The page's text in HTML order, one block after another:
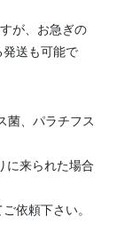
が、お急ぎの
送も可能で
菌、パラチフス
来られた場合
依頼下さい。